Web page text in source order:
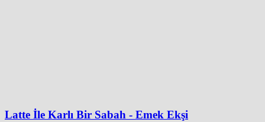
Latte İle Karlı Bir Sabah - Emek Ekşi